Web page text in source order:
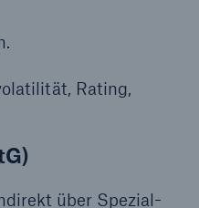
Rating,
über Spezial-